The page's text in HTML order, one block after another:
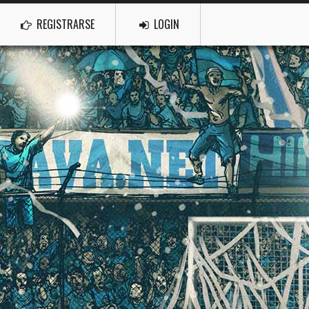
REGISTRARSE LOGIN